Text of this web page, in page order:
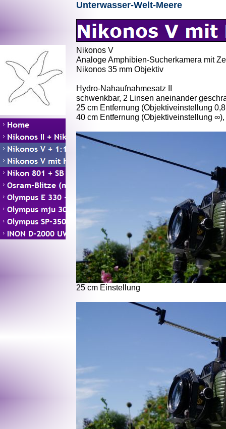
Nikonos V
Analoge Amphibien-Sucherkamera mit
Nikonos 35 mm Objektiv
Hydro-Nahaufnahmesatz II
schwenkbar, 2 Linsen aneinander
25 cm Entfernung (Objektiveinstellung
40 cm Entfernung (Objektiveinstellung
25 cm Einstellung
Unterwasser-Welt-Meere